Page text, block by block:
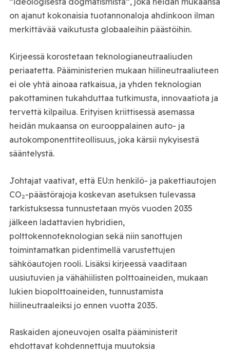
on ajanut kokonaisia tuotannonaloja ahdinkoon ilman
merkittävää vaikutusta globaaleihin päästöihin.
Kirjeessä korostetaan teknologianeutraaliuden
periaatetta. Pääministerien mukaan hiilineutraaliuteen
ei ole yhtä ainoaa ratkaisua, ja yhden teknologian
pakottaminen tukahduttaa tutkimusta, innovaatiota ja
tervettä kilpailua. Erityisen kriittisessä asemassa
heidän mukaansa on eurooppalainen auto- ja
autokomponenttiteollisuus, joka kärsii nykyisestä
sääntelystä.
Johtajat vaativat, että EU:n henkilö- ja pakettiautojen
CO₂-päästörajoja koskevan asetuksen tulevassa
tarkistuksessa tunnustetaan myös vuoden 2035
jälkeen ladattavien hybridien,
polttokennoteknologian sekä niin sanottujen
toimintamatkan pidentimellä varustettujen
sähköautojen rooli. Lisäksi kirjeessä vaaditaan
uusiutuvien ja vähähiilisten polttoaineiden, mukaan
lukien biopolttoaineiden, tunnustamista
hiilineutraaleiksi jo ennen vuotta 2035.
Raskaiden ajoneuvojen osalta pääministerit
ehdottavat kohdennettuja muutoksia